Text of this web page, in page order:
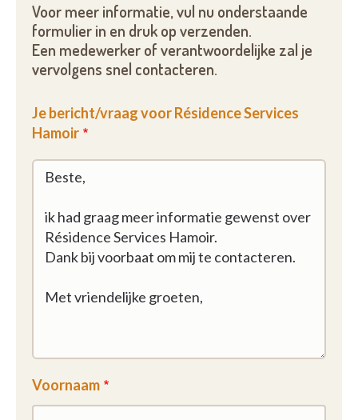
Voor meer informatie, vul nu onderstaande
formulier in en druk op verzenden.
Een medewerker of verantwoordelijke zal je
vervolgens snel contacteren.
Je bericht/vraag voor Résidence Services
Hamoir
Voornaam